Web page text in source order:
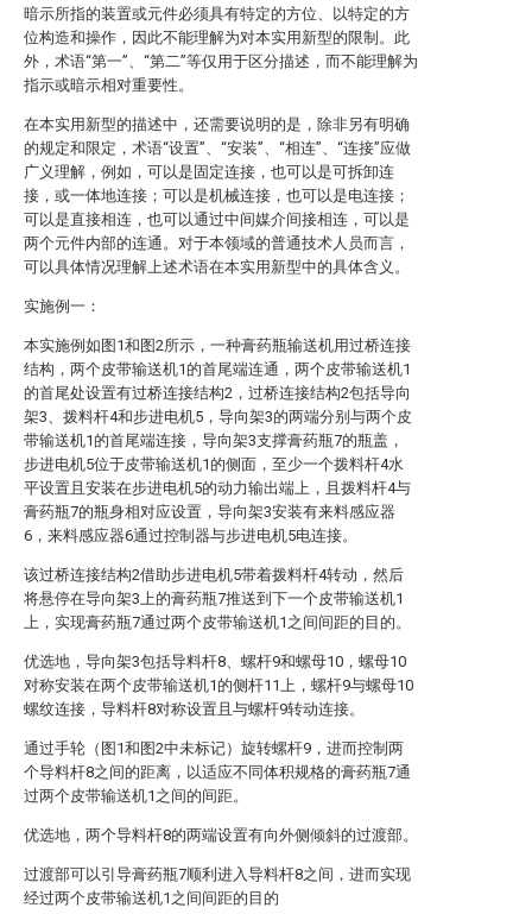
暗示所指的装置或元件必须具有特定的方位、以特定的方
位构造和操作，因此不能理解为对本实用新型的限制。此
外，术语“第一”、“第二”等仅用于区分描述，而不能理解为
指示或暗示相对重要性。
在本实用新型的描述中，还需要说明的是，除非另有明确
的规定和限定，术语“设置”、“安装”、“相连”、“连接”应做
广义理解，例如，可以是固定连接，也可以是可拆卸连
接，或一体地连接；可以是机械连接，也可以是电连接；
可以是直接相连，也可以通过中间媒介间接相连，可以是
两个元件内部的连通。对于本领域的普通技术人员而言，
可以具体情况理解上述术语在本实用新型中的具体含义。
实施例一：
本实施例如图1和图2所示，一种膏药瓶输送机用过桥连接
结构，两个皮带输送机1的首尾端连通，两个皮带输送机1
的首尾处设置有过桥连接结构2，过桥连接结构2包括导向
架3、拨料杆4和步进电机5，导向架3的两端分别与两个皮
带输送机1的首尾端连接，导向架3支撑膏药瓶7的瓶盖，
步进电机5位于皮带输送机1的侧面，至少一个拨料杆4水
平设置且安装在步进电机5的动力输出端上，且拨料杆4与
膏药瓶7的瓶身相对应设置，导向架3安装有来料感应器
6，来料感应器6通过控制器与步进电机5电连接。
该过桥连接结构2借助步进电机5带着拨料杆4转动，然后
将悬停在导向架3上的膏药瓶7推送到下一个皮带输送机1
上，实现膏药瓶7通过两个皮带输送机1之间间距的目的。
优选地，导向架3包括导料杆8、螺杆9和螺母10，螺母10
对称安装在两个皮带输送机1的侧杆11上，螺杆9与螺母10
螺纹连接，导料杆8对称设置且与螺杆9转动连接。
通过手轮（图1和图2中未标记）旋转螺杆9，进而控制两
个导料杆8之间的距离，以适应不同体积规格的膏药瓶7通
过两个皮带输送机1之间的间距。
优选地，两个导料杆8的两端设置有向外侧倾斜的过渡部。
过渡部可以引导膏药瓶7顺利进入导料杆8之间，进而实现
经过两个皮带输送机1之间间距的目的